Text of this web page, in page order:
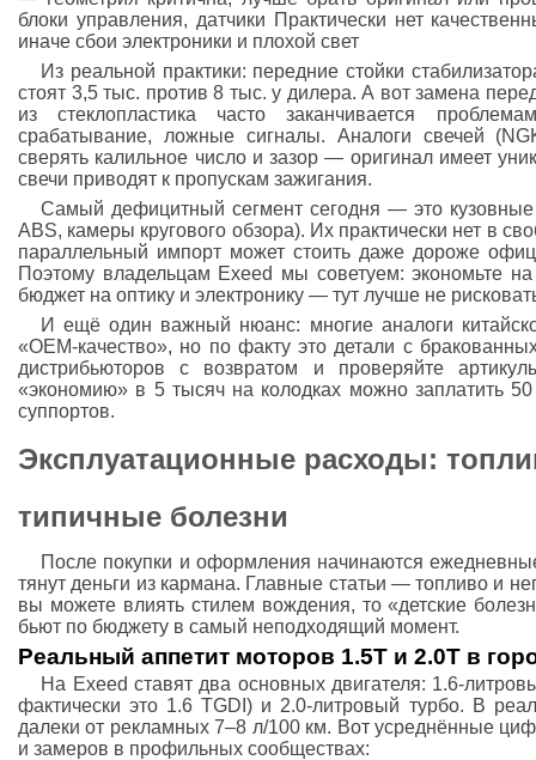
блоки управления, датчики Практически нет
иначе сбои электроники и плохой свет
Из реальной практики: передние стойки
стоят 3,5 тыс. против 8 тыс. у дилера. А вот замена
из стеклопластика часто заканчивается
срабатывание, ложные сигналы. Аналоги свечей
сверять калильное число и зазор — оригинал имеет
свечи приводят к пропускам зажигания.
Самый дефицитный сегмент сегодня — это
ABS, камеры кругового обзора). Их практически нет в
параллельный импорт может стоить даже дороже
Поэтому владельцам Exeed мы советуем: экономьте
бюджет на оптику и электронику — тут лучше не
И ещё один важный нюанс: многие аналоги
«OEM-качество», но по факту это детали с
дистрибьюторов с возвратом и проверяйте
«экономию» в 5 тысяч на колодках можно заплатить
суппортов.
Эксплуатационные расходы:
типичные болезни
После покупки и оформления начинаются
тянут деньги из кармана. Главные статьи — топливо и
вы можете влиять стилем вождения, то «детские
бьют по бюджету в самый неподходящий момент.
Реальный аппетит моторов 1.5T и 2.0T в
На Exeed ставят два основных двигателя: 1.6-
фактически это 1.6 TGDI) и 2.0-литровый турбо. В
далеки от рекламных 7–8 л/100 км. Вот усреднённые
и замеров в профильных сообществах: